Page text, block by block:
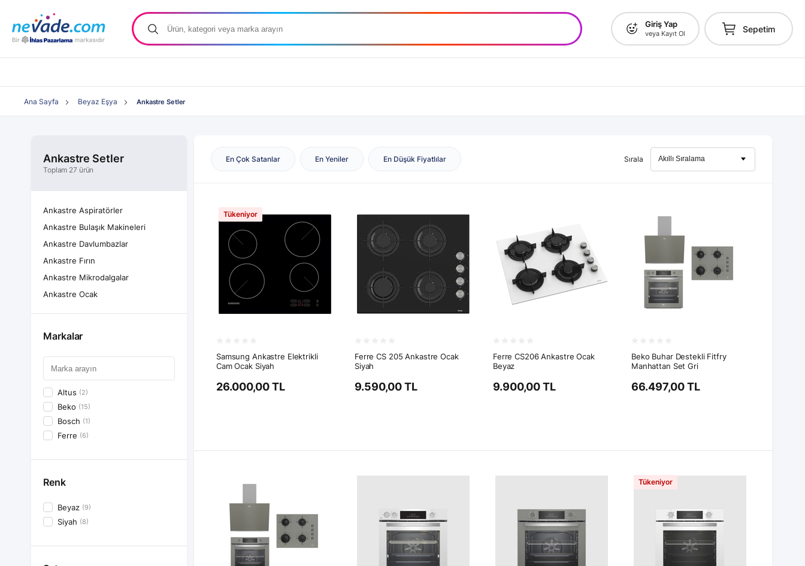
Giriş Yap
veya Kayıt Ol Sepetim
Ana Sayfa Beyaz Eşya Ankastre Setler
Ankastre Setler
Toplam 27 ürün
Ankastre Aspiratörler
Ankastre Bulaşık Makineleri
Ankastre Davlumbazlar
Ankastre Fırın
Ankastre Mikrodalgalar
Ankastre Ocak
Markalar
Altus (2)
Beko (15)
Bosch (1)
Ferre (6)
Renk
Beyaz (9)
Siyah (8)
En Çok Satanlar En Yeniler En Düşük Fiyatlılar Sırala
Tükeniyor
Samsung Ankastre Elektrikli
Cam Ocak Siyah
26.000,00 TL
Ferre CS 205 Ankastre Ocak
Siyah
9.590,00 TL
Ferre CS206 Ankastre Ocak
Beyaz
9.900,00 TL
Beko Buhar Destekli Fitfry
Manhattan Set Gri
66.497,00 TL
Tükeniyor